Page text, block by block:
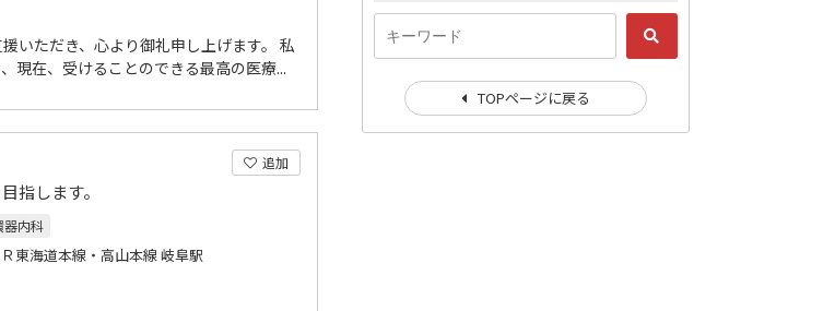
いただき、心より御礼申し上げます。 私
現在、受けることのできる最高の医療...
追加
指します。
器内科
東海道本線・高山本線 岐阜駅
TOPページに戻る